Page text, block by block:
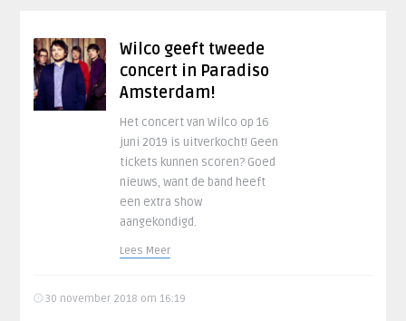
Wilco geeft tweede
concert in Paradiso
Amsterdam!
Het concert van Wilco op 16
juni 2019 is uitverkocht! Geen
tickets kunnen scoren? Goed
nieuws, want de band heeft
een extra show
aangekondigd.
Lees Meer
30 november 2018 om 16:19